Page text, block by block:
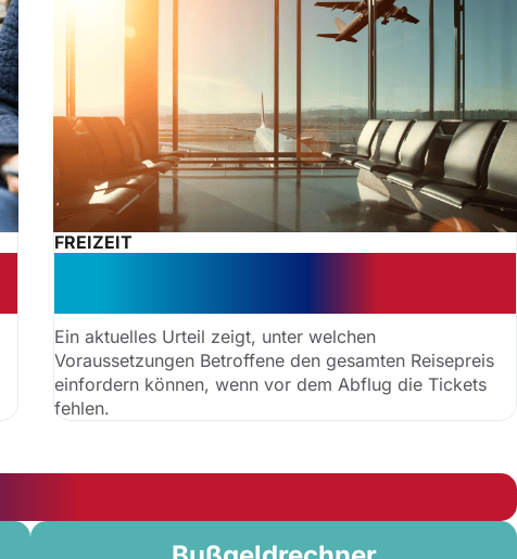
FREIZEIT
Ein aktuelles Urteil zeigt, unter welchen
Voraussetzungen Betroffene den gesamten Reisepreis
einfordern können, wenn vor dem Abflug die Tickets
fehlen.